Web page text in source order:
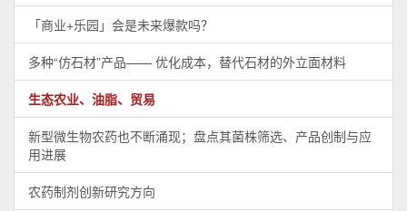
「商业+乐园」会是未来爆款吗？
多种“仿石材”产品—— 优化成本，替代石材的外立面材料
生态农业、油脂、贸易
新型微生物农药也不断涌现；盘点其菌株筛选、产品创制与应
用进展
农药制剂创新研究方向